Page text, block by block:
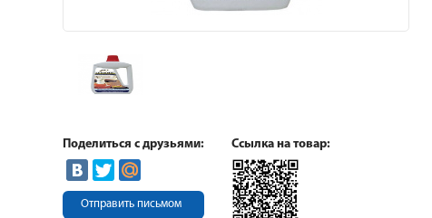
Поделиться с друзьями:
Отправить письмом
Ссылка на товар: